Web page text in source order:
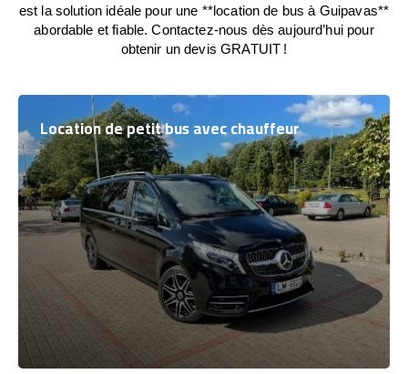
est la solution idéale pour une **location de bus à Guipavas**
abordable et fiable. Contactez-nous dès aujourd’hui pour
obtenir un devis GRATUIT !
Location de petit bus avec chauffeur